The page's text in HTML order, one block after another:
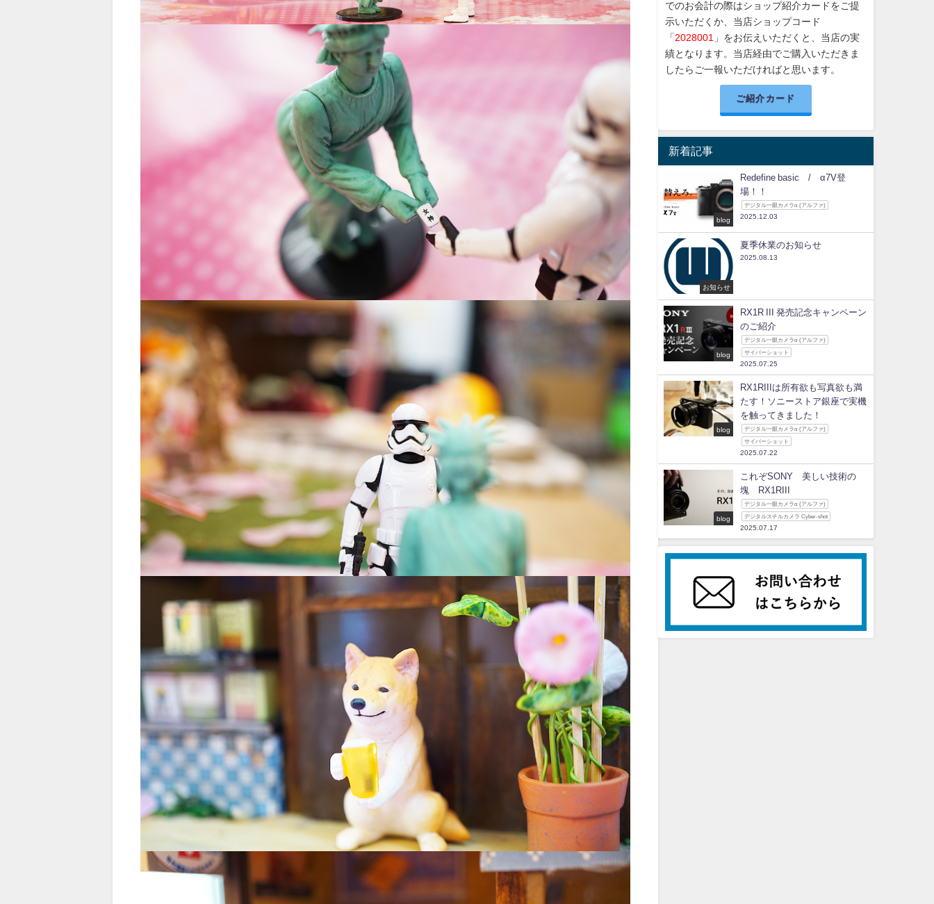
でのお会計の際はショップ紹介カードをご提
示いただくか、当店ショップコード
「 2028001 」をお伝えいただくと、当店の実
績となります。当店経由でご購入いただきま
したらご一報いただければと思います。
ご紹介カード
新着記事
blog
Redefine basic / α7V登
場！！
デジタル一眼カメラα (アルファ)
2025.12.03
お知らせ
夏季休業のお知らせ
2025.08.13
blog
RX1R III 発売記念キャンペーン
のご紹介
デジタル一眼カメラα (アルファ)
サイバーショット
2025.07.25
blog
RX1RIIIは所有欲も写真欲も満
たす！ソニーストア銀座で実機
を触ってきました！
デジタル一眼カメラα (アルファ)
サイバーショット
2025.07.22
blog
これぞSONY 美しい技術の
塊 RX1RIII
デジタル一眼カメラα (アルファ)
デジタルスチルカメラ Cyber-shot
2025.07.17